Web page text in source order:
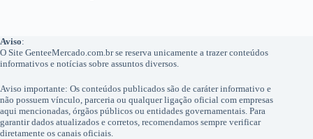
Aviso:
O Site GenteeMercado.com.br se reserva unicamente a trazer conteúdos
informativos e notícias sobre assuntos diversos.
Aviso importante: Os conteúdos publicados são de caráter informativo e
não possuem vínculo, parceria ou qualquer ligação oficial com empresas
aqui mencionadas, órgãos públicos ou entidades governamentais. Para
garantir dados atualizados e corretos, recomendamos sempre verificar
diretamente os canais oficiais.